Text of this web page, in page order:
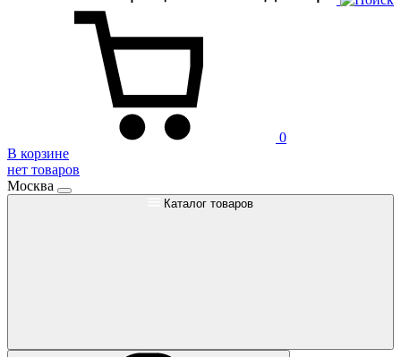
0
В корзине
нет товаров
Москва
Каталог товаров